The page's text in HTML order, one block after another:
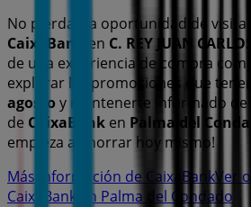
No pierdas la oportunidad de visitar
CaixaBank
en C. REY JUAN
de una experiencia de compra
explorar las promociones que
agosto y mantenerte informado de
de CaixaBank en Palma del
empieza a ahorrar hoy mismo!
Más información de CaixaBankVer
CaixaBank en Palma del Condado